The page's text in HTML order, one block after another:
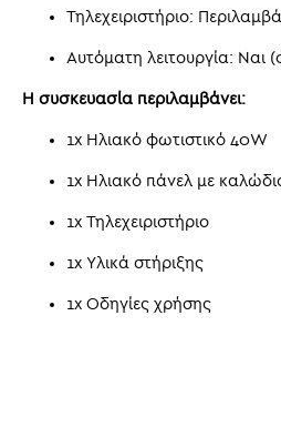
Τηλεχειριστήριο:
Αυτόματη λειτουργία: Ναι
Η συσκευασία περιλαμβάνει:
1x Ηλιακό φωτιστικό 40W
1x Ηλιακό πάνελ με
1x Τηλεχειριστήριο
1x Υλικά στήριξης
1x Οδηγίες χρήσης